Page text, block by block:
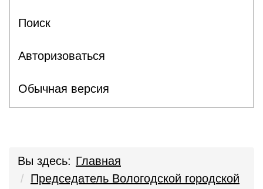
Поиск
Авторизоваться
Обычная версия
Вы здесь: Главная
Председатель Вологодской городской